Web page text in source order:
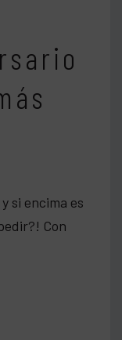
si encima es
Con